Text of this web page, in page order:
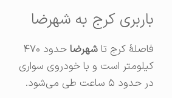
باربری کرج به شهرضا
فاصلهٔ کرج تاشهرضا
حدود ۴۷۰
کیلومتر است و با خودروی سواری
در حدود ۵ ساعت طی می‌شود.